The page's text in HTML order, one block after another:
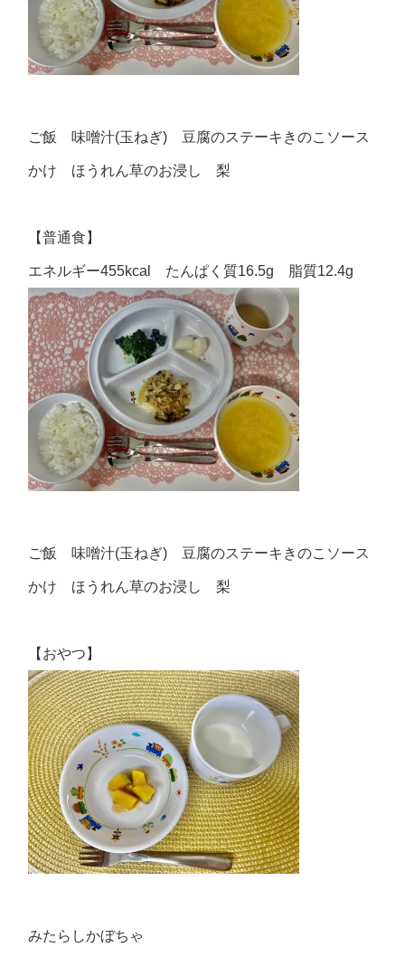
ご飯 味噌汁(玉ねぎ) 豆腐のステーキきのこソース
かけ ほうれん草のお浸し 梨
【普通食】
エネルギー455kcal たんぱく質16.5g 脂質12.4g
ご飯 味噌汁(玉ねぎ) 豆腐のステーキきのこソース
かけ ほうれん草のお浸し 梨
【おやつ】
みたらしかぼちゃ